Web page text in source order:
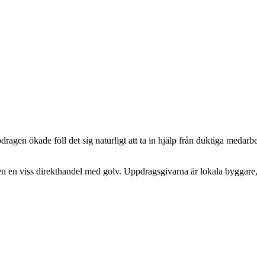
ökade föll det sig naturligt att ta in hjälp från duktiga
en viss direkthandel med golv. Uppdragsgivarna är lokala